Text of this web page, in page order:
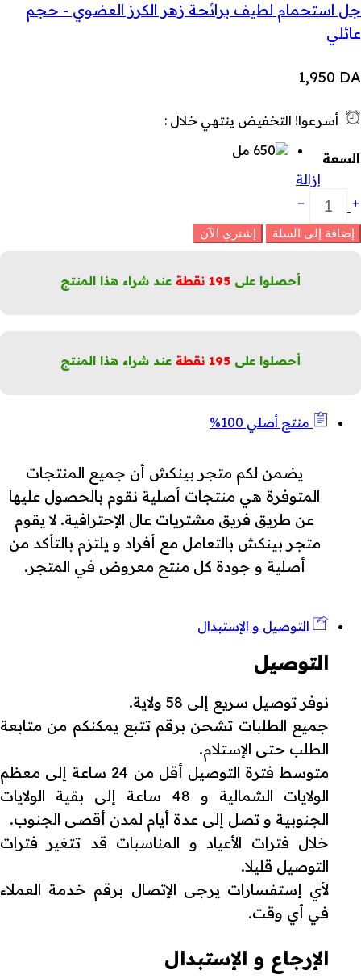
جل استحمام لطيف برائحة زهر الكرز العضوي - حجم
عائلي
1,950 DA
أسرعوا! التخفيض ينتهي خلال :
السعة
إزالة
استحمام
لطيف
برائحة
إضافة إلى السلة إشتري الآن
أحصلوا على 195 نقطة عند شراء هذا المنتج
أحصلوا على 195 نقطة عند شراء هذا المنتج
منتج أصلي 100%
يضمن لكم متجر بينكش أن جميع المنتجات
المتوفرة هي منتجات أصلية نقوم بالحصول عليها
عن طريق فريق مشتريات عال الإحترافية. لا يقوم
متجر بينكش بالتعامل مع أفراد و يلتزم بالتأكد من
أصلية و جودة كل منتج معروض في المتجر.
التوصيل و الإستبدال
التوصيل
نوفر توصيل سريع إلى 58 ولاية.
جميع الطلبات تشحن برقم تتبع يمكنكم من متابعة
الطلب حتى الإستلام.
متوسط فترة التوصيل أقل من 24 ساعة إلى معظم
الولايات الشمالية و 48 ساعة إلى بقية الولايات
الجنوبية و تصل إلى عدة أيام لمدن أقصى الجنوب.
خلال فترات الأعياد و المناسبات قد تتغير فترات
التوصيل قليلا.
لأي إستفسارات يرجى الإتصال برقم خدمة العملاء
في أي وقت.
الإرجاع و الإستبدال